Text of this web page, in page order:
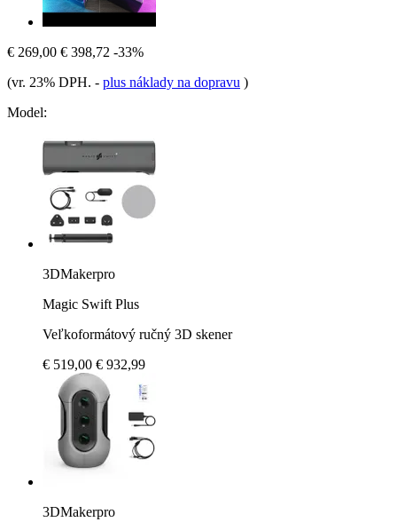
€ 269,00 € 398,72 -33%
(vr. 23% DPH. - plus náklady na dopravu )
Model:
3DMakerpro
Magic Swift Plus
Veľkoformátový ručný 3D skener
€ 519,00 € 932,99
3DMakerpro